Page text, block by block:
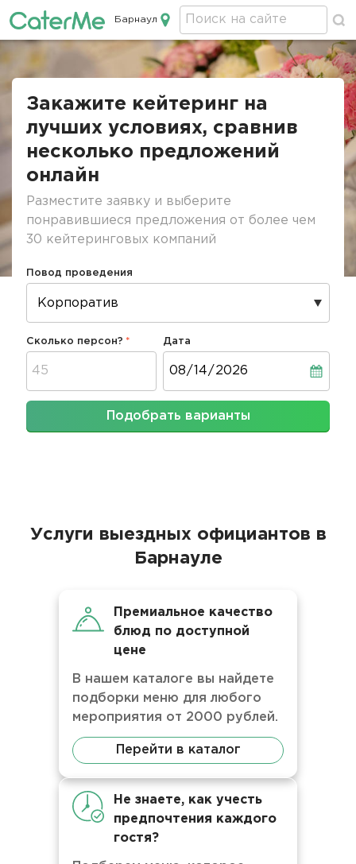
Кейтеринг в Барнауле
Барнаул
Строка
Закажите кейтеринг на
лучших условиях, сравнив
несколько предложений
онлайн
Разместите заявку и выберите
понравившиеся предложения от более чем
30 кейтеринговых компаний
Повод проведения
Сколько персон? Дата
Подобрать варианты
Услуги выездных официантов в
Барнауле
Премиальное качество
блюд по доступной
цене
В нашем каталоге вы найдете
подборки меню для любого
мероприятия от 2000 рублей.
Перейти в каталог
Не знаете, как учесть
предпочтения каждого
гостя?